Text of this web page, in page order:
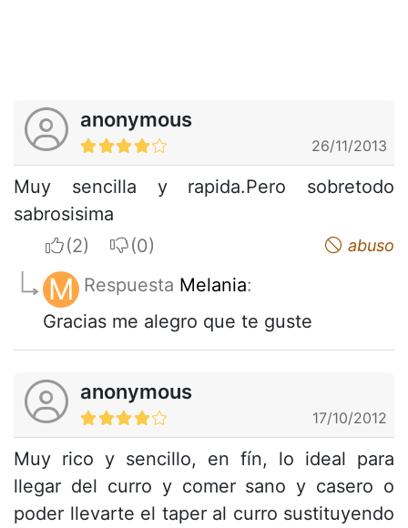
anonymous
26/11/2013
Muy sencilla y rapida.Pero sobretodo
sabrosisima
I apreciateI do not appreciate abuso
M Respuesta Melania:
Gracias me alegro que te guste
anonymous
17/10/2012
Muy rico y sencillo, en fín, lo ideal para
llegar del curro y comer sano y casero o
poder llevarte el taper al curro sustituyendo